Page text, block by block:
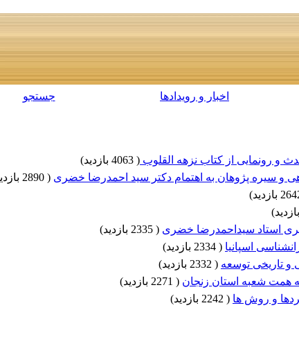
اخبار و رویدادها جستجو
و رونمایی از کتاب نزهه القلوب (
)
و سیره پژوهان به اهتمام دکتر سید احمدرضا خضری (
)
)
استاد سیداحمدرضا خضری (
)
اسپانیا (
)
و تاریخی توسعه (
)
همت شعبه استان زنجان (
)
و روش ها (
)